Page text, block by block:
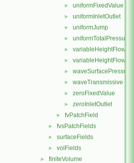
► uniformFixedValue
► uniformInletOutlet
► uniformJump
► uniformTotalPressure
►
►
► waveSurfacePressure
► waveTransmissive
► zeroFixedValue
► zeroInletOutlet
► fvPatchField
► fvsPatchFields
► surfaceFields
► volFields
► finiteVolume